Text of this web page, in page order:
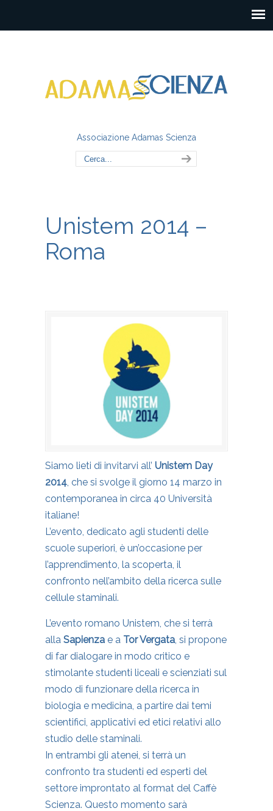
Associazione Adamas Scienza
Unistem 2014 –
Roma
Siamo lieti di invitarvi all’ Unistem Day
2014, che si svolge il giorno 14 marzo in
contemporanea in circa 40 Università
italiane!
L’evento, dedicato agli studenti delle
scuole superiori, è un’occasione per
l’apprendimento, la scoperta, il
confronto nell’ambito della ricerca sulle
cellule staminali.
L’evento romano Unistem, che si terrà
alla Sapienza e a Tor Vergata, si propone
di far dialogare in modo critico e
stimolante studenti liceali e scienziati sul
modo di funzionare della ricerca in
biologia e medicina, a partire dai temi
scientifici, applicativi ed etici relativi allo
studio delle staminali.
In entrambi gli atenei, si terrà un
confronto tra studenti ed esperti del
settore improntato al format del Caffè
Scienza. Questo momento sarà